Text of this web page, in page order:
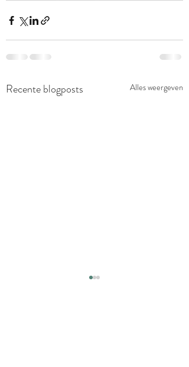
Recente blogposts Alles weergeven